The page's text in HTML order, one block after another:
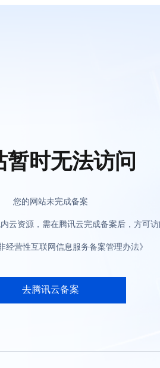
暂时无法访问
您的网站未完成备案
云资源，需在腾讯云完成备案后，方可
经营性互联网信息服务备案管理办法》
去腾讯云备案